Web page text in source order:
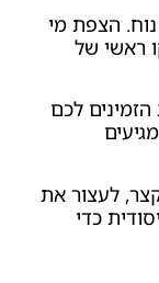
הצפת מי
ראשי של
לכם
לעצור את
כדי